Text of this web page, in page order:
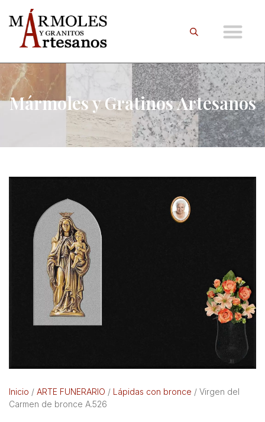
Mármoles y Gratinos Artesanos
Inicio / ARTE FUNERARIO / Lápidas con bronce / Virgen del
Carmen de bronce A.526